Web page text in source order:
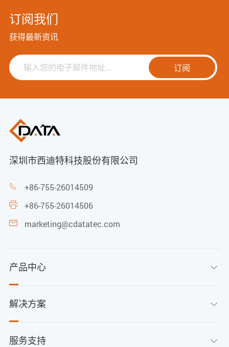
订阅我们
获得最新资讯
订阅
深圳市西迪特科技股份有限公司
 +86-755-26014509
 +86-755-26014506
 marketing@cdatatec.com
产品中心 
解决方案 
服务支持 